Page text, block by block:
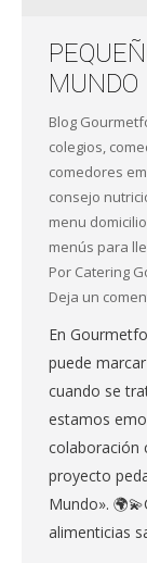
MUNDO
Blog
colegios
comedores
consejo
menu domicilio
menús para
Por Catering
Deja un
En
puede
cuando se
estamos
colaboración
proyecto
Mundo».
alimenticias